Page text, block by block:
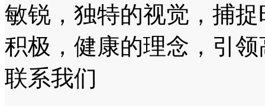
敏锐，独特的视觉，捕
积极，健康的理念，引
联系我们